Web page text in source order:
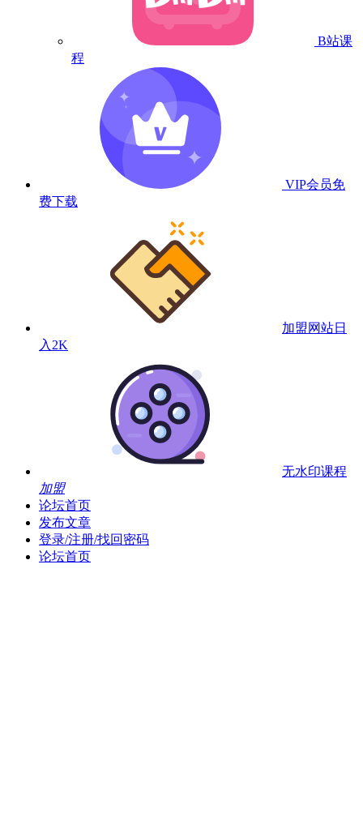
B站课
程
VIP会员免
费下载
加盟网站日
入2K
无水印课程
加盟
论坛首页
发布文章
登录/注册/找回密码
论坛首页